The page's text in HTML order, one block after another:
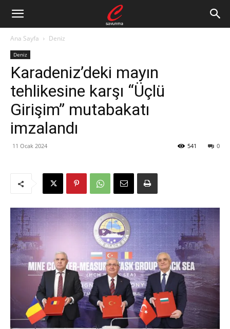
Ana Sayfa Deniz
Deniz
Karadeniz’deki mayın
tehlikesine karşı “Üçlü
Girişim” mutabakatı
imzalandı
11 Ocak 2024 0
541